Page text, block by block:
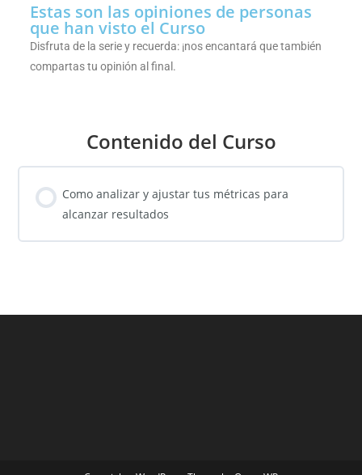
Estas son las opiniones de personas
que han visto el Curso
Disfruta de la serie y recuerda: ¡nos encantará que también
compartas tu opinión al final.
Contenido del Curso
Como analizar y ajustar tus métricas para
alcanzar resultados